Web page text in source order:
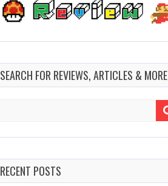
SEARCH FOR REVIEWS, ARTICLES & MORE
RECENT POSTS